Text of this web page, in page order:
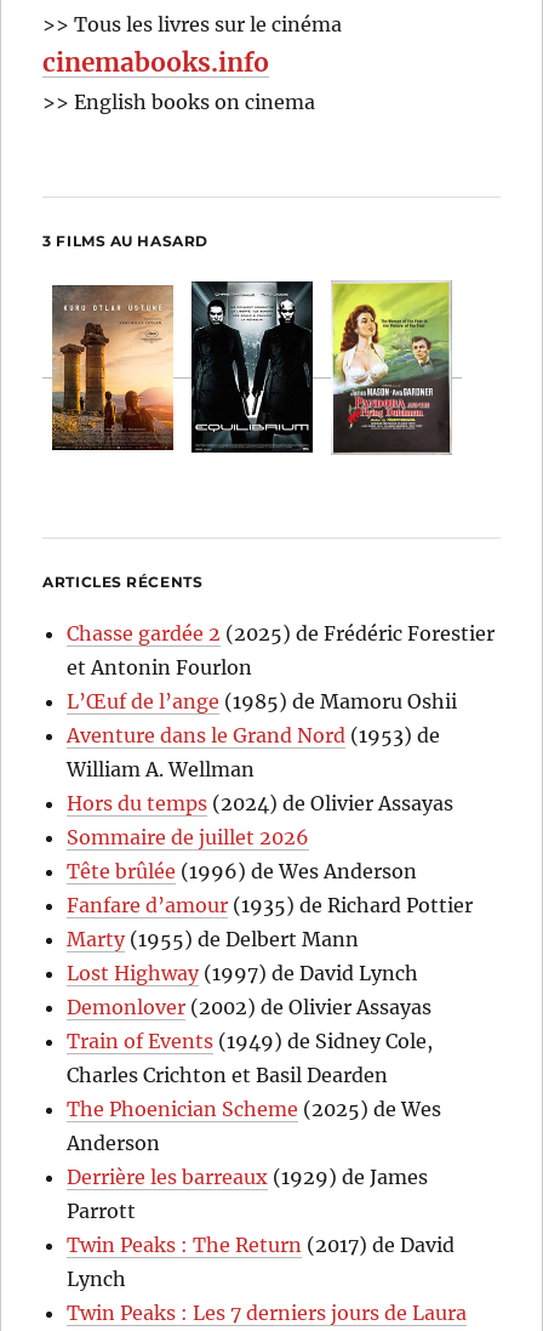
>> Tous les livres sur le cinéma
cinemabooks.info
>> English books on cinema
3 FILMS AU HASARD
ARTICLES RÉCENTS
Chasse gardée 2 (2025) de Frédéric Forestier
et Antonin Fourlon
L’Œuf de l’ange (1985) de Mamoru Oshii
Aventure dans le Grand Nord (1953) de
William A. Wellman
Hors du temps (2024) de Olivier Assayas
Sommaire de juillet 2026
Tête brûlée (1996) de Wes Anderson
Fanfare d’amour (1935) de Richard Pottier
Marty(1955) de Delbert Mann
Lost Highway(1997) de David Lynch
Demonlover (2002) de Olivier Assayas
Train of Events (1949) de Sidney Cole,
Charles Crichton et Basil Dearden
The Phoenician Scheme (2025) de Wes
Anderson
Derrière les barreaux (1929) de James
Parrott
Twin Peaks : The Return (2017) de David
Lynch
Twin Peaks : Les 7 derniers jours de Laura